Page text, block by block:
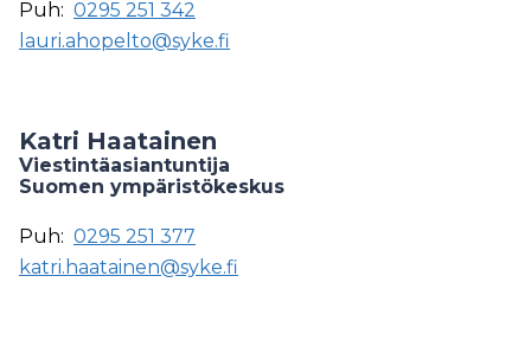
Puh: 0295 251 342
lauri.ahopelto@syke.fi
Katri Haatainen
Viestintäasiantuntija
Suomen ympäristökeskus
Puh: 0295 251 377
katri.haatainen@syke.fi